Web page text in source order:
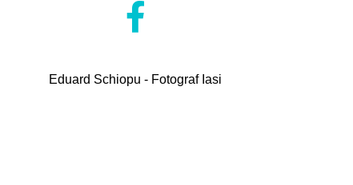
Eduard Schiopu - Fotograf Iasi